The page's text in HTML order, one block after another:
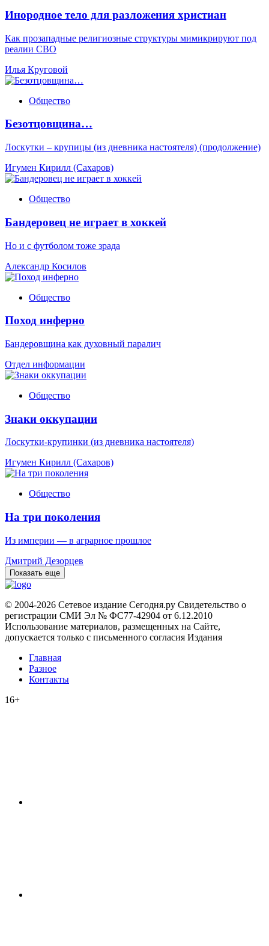
Инородное тело для разложения христиан
Как прозападные религиозные структуры мимикрируют под
реалии СВО
Илья Круговой
Общество
Безотцовщина…
Лоскутки – крупицы (из дневника настоятеля) (продолжение)
Игумен Кирилл (Сахаров)
Общество
Бандеровец не играет в хоккей
Но и с футболом тоже зрада
Александр Косилов
Общество
Поход инферно
Бандеровщина как духовный паралич
Отдел информации
Общество
Знаки оккупации
Лоскутки-крупинки (из дневника настоятеля)
Игумен Кирилл (Сахаров)
Общество
На три поколения
Из империи — в аграрное прошлое
Дмитрий Дезорцев
Показать еще
© 2004-2026 Сетевое издание Сегодня.ру Свидетельство о
регистрации СМИ Эл № ФС77-42904 от 6.12.2010
Использование материалов, размещенных на Сайте,
допускается только с письменного согласия Издания
Главная
Разное
Контакты
16+